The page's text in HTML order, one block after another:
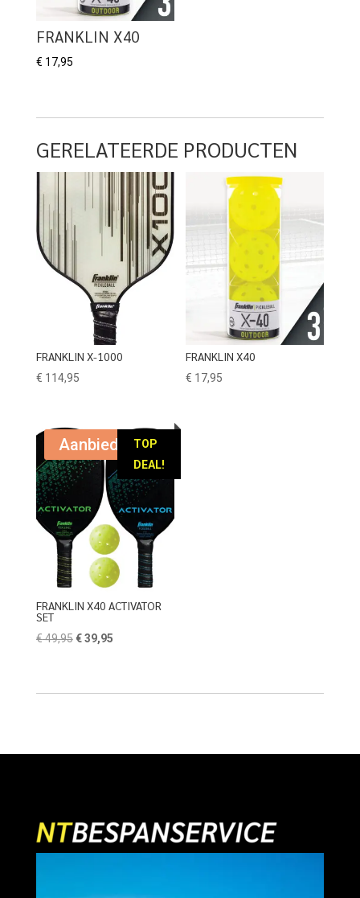
FRANKLIN X40
€ 17,95
GERELATEERDE PRODUCTEN
FRANKLIN X-1000
€ 114,95
FRANKLIN X40
€ 17,95
TOP
DEAL!
Aanbieding!
FRANKLIN X40 ACTIVATOR
SET
€49,95 Oorspronkelijke
€39,95Huidige